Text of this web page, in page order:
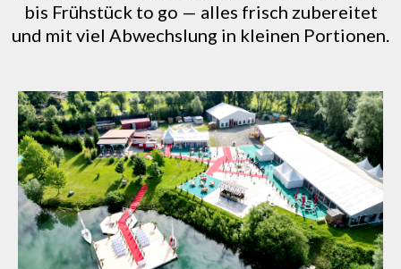
bis Frühstück to go — alles frisch zubereitet
und mit viel Abwechslung in kleinen Portionen.